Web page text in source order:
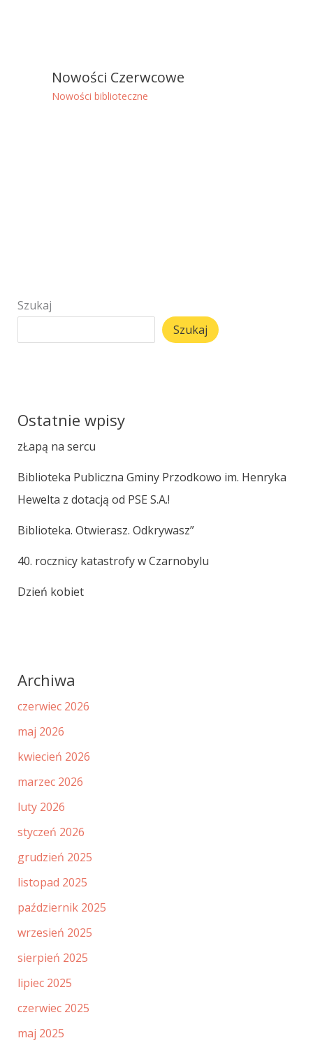
Nowości Czerwcowe
Nowości biblioteczne
Szukaj
Szukaj
Ostatnie wpisy
zŁapą na sercu
Biblioteka Publiczna Gminy Przodkowo im. Henryka
Hewelta z dotacją od PSE S.A.!
Biblioteka. Otwierasz. Odkrywasz”
40. rocznicy katastrofy w Czarnobylu
Dzień kobiet
Archiwa
czerwiec 2026
maj 2026
kwiecień 2026
marzec 2026
luty 2026
styczeń 2026
grudzień 2025
listopad 2025
październik 2025
wrzesień 2025
sierpień 2025
lipiec 2025
czerwiec 2025
maj 2025